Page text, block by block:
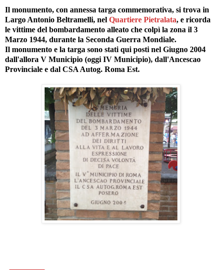
Il monumento, con annessa targa commemorativa, si trova in
Largo Antonio Beltramelli, nel Quartiere Pietralata, e ricorda
le vittime del bombardamento alleato che colpì la zona il 3
Marzo 1944, durante la Seconda Guerra Mondiale.
Il monumento e la targa sono stati qui posti nel Giugno 2004
dall'allora V Municipio (oggi IV Municipio), dall'Ancescao
Provinciale e dal CSA Autog. Roma Est.